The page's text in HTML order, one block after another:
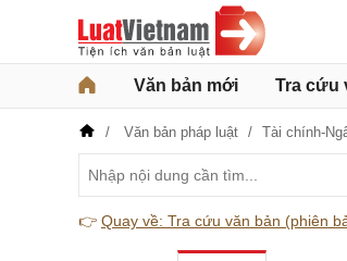
Văn bản mới Tra cứu
Văn bản pháp luật Tài chính-
👉 Quay về: Tra cứu văn bản (phiên